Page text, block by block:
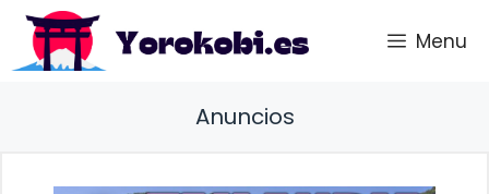
Saltar
contenido
Menu
Anuncios